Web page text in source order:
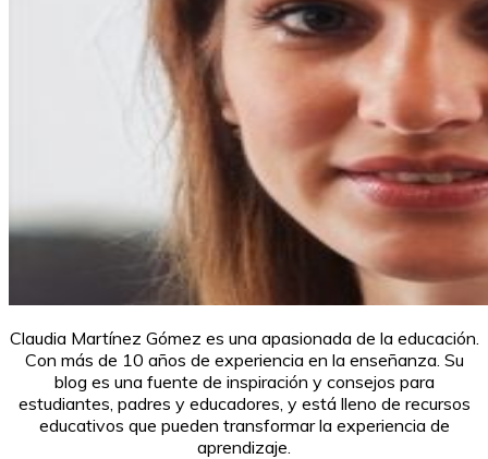
Claudia Martínez Gómez es una apasionada de la educación.
Con más de 10 años de experiencia en la enseñanza. Su
blog es una fuente de inspiración y consejos para
estudiantes, padres y educadores, y está lleno de recursos
educativos que pueden transformar la experiencia de
aprendizaje.